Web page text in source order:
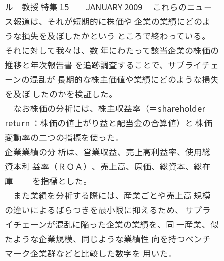
ル 教授 特集 15 JANUARY 2009 これらのニュー
ス報道は、それが短期的に株価や 企業の業績にどのよ
うな損失を及ぼしたかという ところで終わっている。
それに対して我々は、数 年にわたって該当企業の株価の
推移と年次報告書 を追跡調査することで、サプライチェ
ーンの混乱が 長期的な株主価値や業績にどのような損失
を及ぼ したのかを検証した。
なお株価の分析には、株主収益率（＝shareholder
return ：株価の値上がり益と配当金の合算値）と 株価
変動率の二つの指標を使った。
企業業績の分 析は、営業収益、売上高利益率、使用総
資本利 益率（ＲＯＡ）、売上高、原価、総資本、総在
庫 ──を指標とした。
また業績を分析する際には、産業ごとや売上高 規模
の違いによるばらつきを最小限に抑えるため、 サプラ
イチェーンが混乱に陥った企業の業績を、同 一産業、似
たような企業規模、同じような業績性 向を持つベンチ
マーク企業群などと比較した数字を 用いた。